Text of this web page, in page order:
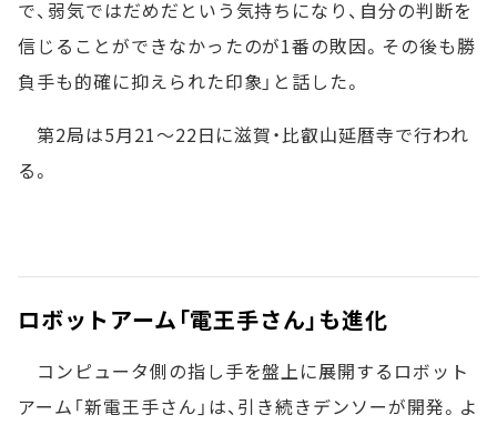
で、弱気ではだめだという気持ちになり、自分の判断を
信じることができなかったのが1番の敗因。その後も勝
負手も的確に抑えられた印象」と話した。
第2局は5月21～22日に滋賀・比叡山延暦寺で行われ
る。
ロボットアーム「電王手さん」も進化
コンピュータ側の指し手を盤上に展開するロボット
アーム「新電王手さん」は、引き続きデンソーが開発。よ